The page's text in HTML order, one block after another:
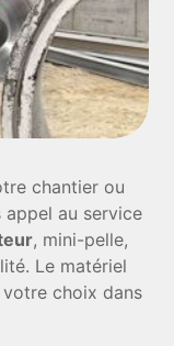
chantier ou
appel au service
, mini-pelle,
Le matériel
choix dans